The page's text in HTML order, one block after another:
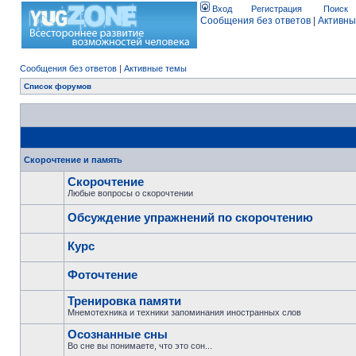
Вход Регистрация Поиск
Сообщения без ответов
Сообщения без ответов | Активные темы
Список форумов
Скорочтение и память
Скорочтение
Любые вопросы о скорочтении
Обсуждение упражнений по скорочтению
Курс
Фоточтение
Тренировка памяти
Мнемотехника и техники запоминания иностранных слов
Осознанные сны
Во сне вы понимаете, что это сон...